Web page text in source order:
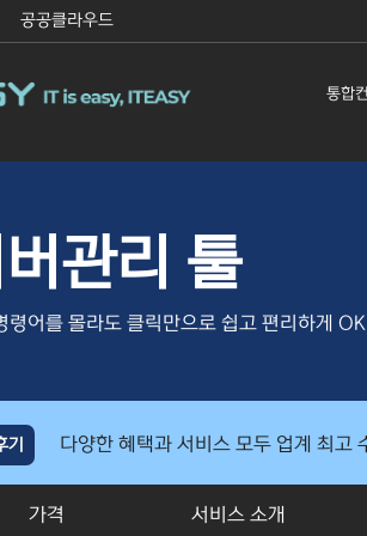
공공클라우드
통합
관리 툴
령어를 몰라도 클릭만으로 쉽고 편리하게 OK
기
가격 서비스 소개